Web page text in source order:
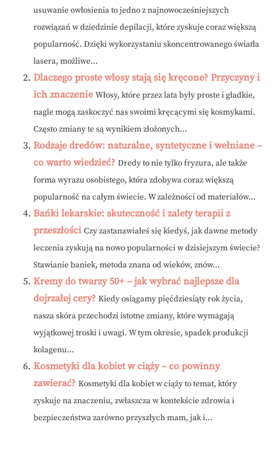
usuwanie owłosienia to jedno z najnowocześniejszych
rozwiązań w dziedzinie depilacji, które zyskuje coraz większą
popularność. Dzięki wykorzystaniu skoncentrowanego światła
lasera, możliwe...
Dlaczego proste włosy stają się kręcone? Przyczyny i
ich znaczenie Włosy, które przez lata były proste i gładkie,
nagle mogą zaskoczyć nas swoimi kręcącymi się kosmykami.
Często zmiany te są wynikiem złożonych...
Rodzaje dredów: naturalne, syntetyczne i wełniane –
co warto wiedzieć? Dredy to nie tylko fryzura, ale także
forma wyrazu osobistego, która zdobywa coraz większą
popularność na całym świecie. W zależności od materiałów...
Bańki lekarskie: skuteczność i zalety terapii z
przeszłości Czy zastanawiałeś się kiedyś, jak dawne metody
leczenia zyskują na nowo popularności w dzisiejszym świecie?
Stawianie baniek, metoda znana od wieków, znów...
Kremy do twarzy 50+ – jak wybrać najlepsze dla
dojrzałej cery? Kiedy osiągamy pięćdziesiąty rok życia,
nasza skóra przechodzi istotne zmiany, które wymagają
wyjątkowej troski i uwagi. W tym okresie, spadek produkcji
kolagenu...
Kosmetyki dla kobiet w ciąży – co powinny
zawierać? Kosmetyki dla kobiet w ciąży to temat, który
zyskuje na znaczeniu, zwłaszcza w kontekście zdrowia i
bezpieczeństwa zarówno przyszłych mam, jak i...